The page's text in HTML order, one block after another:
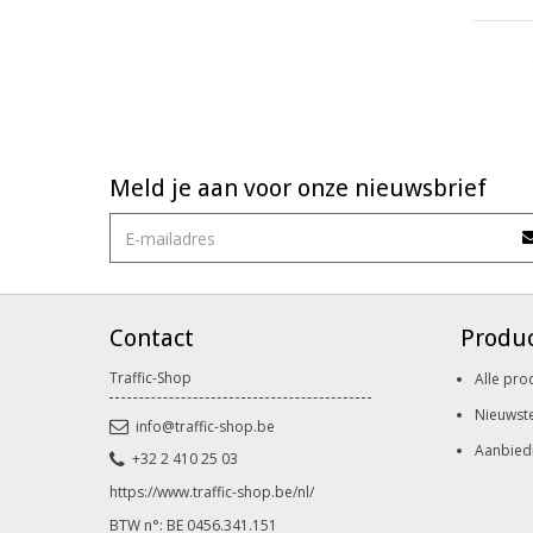
Meld je aan voor onze nieuwsbrief
Contact
Traffic-Shop
info@traffic-shop.be
+32 2 410 25 03
https://www.traffic-shop.be/nl/
BTW n°: BE 0456.341.151
Alle